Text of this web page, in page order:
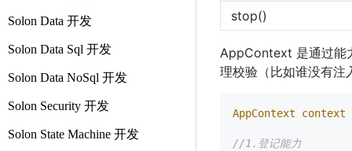
Solon Data 开发
Solon Data Sql 开发
Solon Data NoSql 开发
Solon Security 开发
Solon State Machine 开发
stop()
AppContext 是通过能
理校验（比如谁没有注
AppContext context
//1.登记能力